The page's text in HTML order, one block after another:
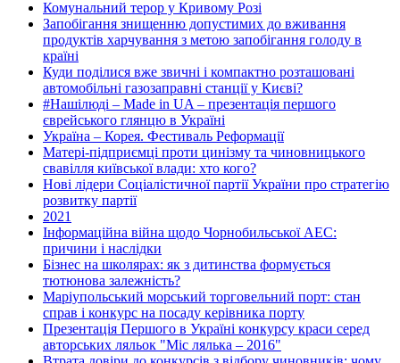
Комунальний терор у Кривому Розі
Запобігання знищенню допустимих до вживання
продуктів харчування з метою запобігання голоду в
країні
Куди поділися вже звичні і компактно розташовані
автомобільні газозаправні станції у Києві?
#Нашілюді – Made in UA – презентація першого
єврейського глянцю в Україні
Україна – Корея. Фестиваль Реформації
Матері-підприємці проти цинізму та чиновницького
свавілля київської влади: хто кого?
Нові лідери Соціалістичної партії України про стратегію
розвитку партії
2021
Інформаційна війна щодо Чорнобильської АЕС:
причини і наслідки
Бізнес на школярах: як з дитинства формується
тютюнова залежність?
Маріупольський морський торговельний порт: стан
справ і конкурс на посаду керівника порту
Презентація Першого в Україні конкурсу краси серед
авторських ляльок "Міс лялька – 2016"